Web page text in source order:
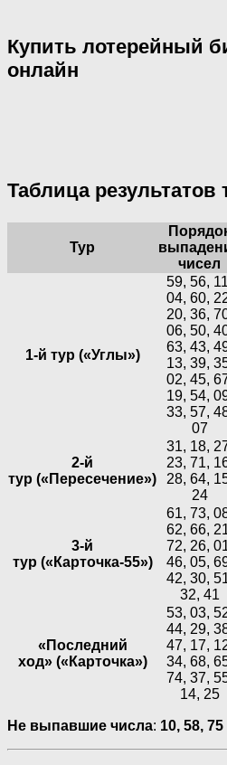
Купить лотерейный
онлайн
Таблица результатов
Тур
чисел
1-й тур («Углы»)
59, 56,
04, 60,
20, 36,
06, 50,
63, 43,
13, 39,
02, 45,
19, 54,
33, 57,
07
2-й
тур («Пересечение»)
31, 18,
23, 71,
28, 64,
24
3-й
тур («Карточка-55»)
61, 73,
62, 66,
72, 26,
46, 05,
42, 30,
32, 41
«Последний
ход» («Карточка»)
53, 03,
44, 29,
47, 17,
34, 68,
74, 37,
14, 25
Не выпавшие числа: 10, 58, 75